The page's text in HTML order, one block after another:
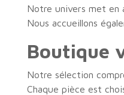
Notre univers met en
Nous accueillons
Boutique
Notre sélection
Chaque pièce est